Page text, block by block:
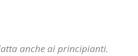
anche ai principianti.